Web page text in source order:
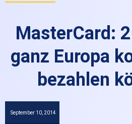
MasterCard:
ganz Europa
bezahlen
September 10, 2014